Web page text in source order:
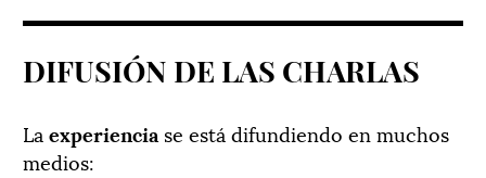
DIFUSIÓN DE LAS CHARLAS
La experiencia se está difundiendo en muchos
medios: